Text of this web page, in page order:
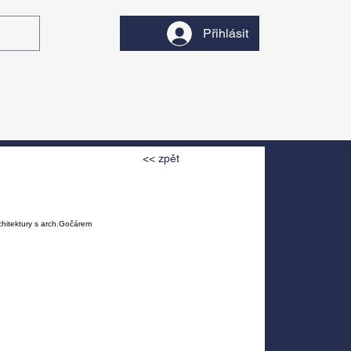
Přihlásit
<< zpět